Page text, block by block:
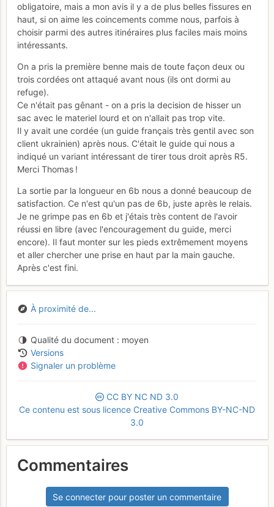
obligatoire, mais a mon avis il y a de plus belles fissures en
haut, si on aime les coincements comme nous, parfois à
choisir parmi des autres itinéraires plus faciles mais moins
intéressants.
On a pris la première benne mais de toute façon deux ou
trois cordées ont attaqué avant nous (ils ont dormi au
refuge).
Ce n'était pas gênant - on a pris la decision de hisser un
sac avec le materiel lourd et on n'allait pas trop vite.
Il y avait une cordée (un guide français très gentil avec son
client ukrainien) après nous. C'était le guide qui nous a
indiqué un variant intéressant de tirer tous droit après R5.
Merci Thomas !
La sortie par la longueur en 6b nous a donné beaucoup de
satisfaction. Ce n'est qu'un pas de 6b, juste après le relais.
Je ne grimpe pas en 6b et j'étais très content de l'avoir
réussi en libre (avec l'encouragement du guide, merci
encore). Il faut monter sur les pieds extrêmement moyens
et aller chercher une prise en haut par la main gauche.
Après c'est fini.
À proximité de...
Qualité du document
moyen
Versions
Signaler un problème
CC BY NC ND 3.0
Ce contenu est sous licence Creative Commons BY-NC-ND
3.0
Commentaires
Se connecter pour poster un commentaire